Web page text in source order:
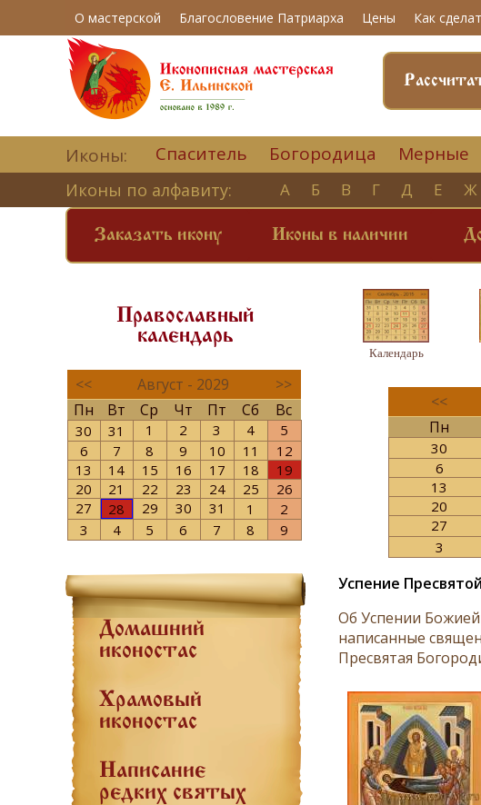
О мастерской Благословение Патриарха Цены Как
Иконы: Спаситель Богородица Мерные
Иконы по алфавиту: А Б В Г Д Е Ж
Заказать икону Иконы в наличии
Православный
календарь
<< Август - 2029
>>
Пн
Вт Ср Чт Пт Сб Вс
30 31 1 2 3 4
5
6
7 8 9 10 11
12
13
14 15 16 17 18
19
20
21 22 23 24 25
26
27
28 29 30 31 1
2
3
4 5 6 7 8 9
Домашний
иконостас
Храмовый
иконостас
Написание
редких святых
Календарь
<<
Пн
30
6
13
20
27
3
Успение
Об Успении
написанные
Пресвятая